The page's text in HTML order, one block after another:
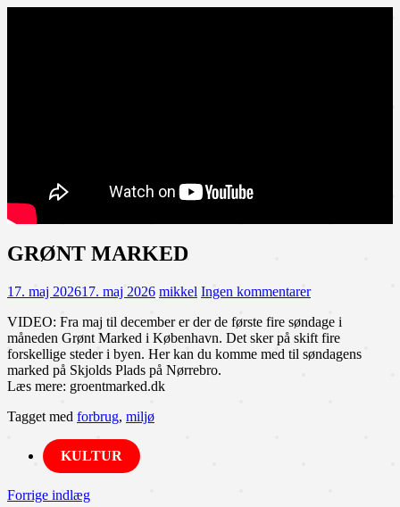
GRØNT MARKED
17. maj 202617. maj 2026 mikkel Ingen kommentarer
VIDEO: Fra maj til december er der de første fire søndage i
måneden Grønt Marked i København. Det sker på skift fire
forskellige steder i byen. Her kan du komme med til søndagens
marked på Skjolds Plads på Nørrebro.
Læs mere: groentmarked.dk
Tagget med forbrug, miljø
KULTUR
Indlægsnavigation
Forrige indlæg